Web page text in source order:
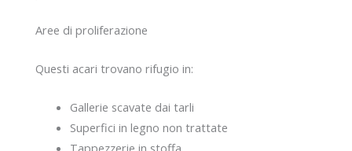
Aree di proliferazione
Questi acari trovano rifugio in:
Gallerie scavate dai tarli
Superfici in legno non trattate